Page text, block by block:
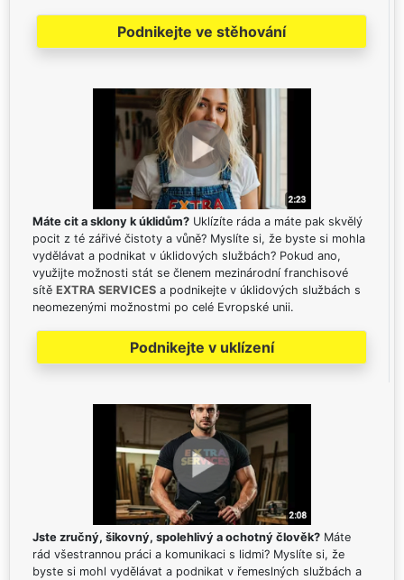
Podnikejte ve stěhování
Máte cit a sklony k úklidům? Uklízíte ráda a máte pak skvělý
pocit z té zářivé čistoty a vůně? Myslíte si, že byste si mohla
vydělávat a podnikat v úklidových službách? Pokud ano,
využijte možnosti stát se členem mezinárodní franchisové
sítě EXTRA SERVICES a podnikejte v úklidových službách s
neomezenými možnostmi po celé Evropské unii.
Podnikejte v uklízení
Jste zručný, šikovný, spolehlivý a ochotný člověk? Máte
rád všestrannou práci a komunikaci s lidmi? Myslíte si, že
byste si mohl vydělávat a podnikat v řemeslných službách a